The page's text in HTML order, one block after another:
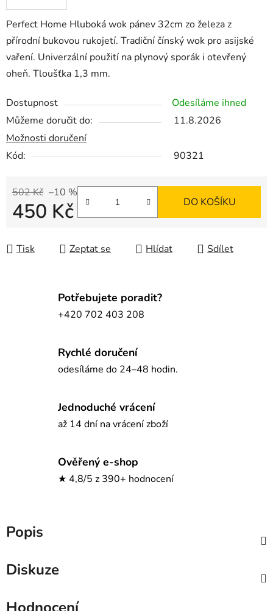
Perfect Home Hluboká wok pánev 32cm zo železa z
přírodní bukovou rukojetí. Tradiční čínský wok pro asijské
vaření. Univerzální použití na plynový sporák i otevřený
oheň. Tloušťka 1,3 mm.
Dostupnost
Odesíláme ihned
Můžeme doručit do:
11.8.2026
Možnosti doručení
Kód:
90321
502 Kč –10 %
450 Kč DO KOŠÍKU
Tisk Zeptat se Hlídat Sdílet
Potřebujete poradit?
+420 702 403 208
Rychlé doručení
odesíláme do 24–48 hodin.
Jednoduché vrácení
až 14 dní na vrácení zboží
Ověřený e-shop
★ 4,8/5 z 390+ hodnocení
Popis
Diskuze